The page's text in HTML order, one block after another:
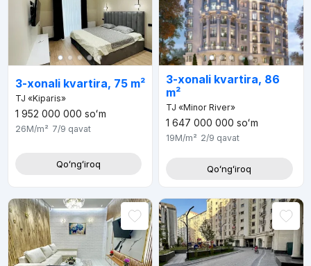
3-xonali kvartira, 75 m²
TJ «Kiparis»
1 952 000 000 soʻm
26M/m² 7/9 qavat
Qoʻngʻiroq
3-xonali kvartira, 86
m²
TJ «Minor River»
1 647 000 000 soʻm
19M/m² 2/9 qavat
Qoʻngʻiroq